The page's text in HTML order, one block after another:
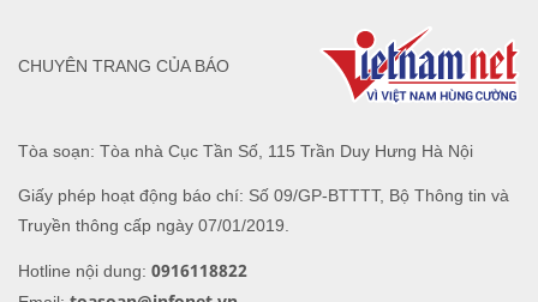
Tòa soạn: Tòa nhà Cục Tần Số, 115 Trần Duy Hưng Hà Nội
Giấy phép hoạt động báo chí: Số 09/GP-BTTTT, Bộ Thông tin và
Truyền thông cấp ngày 07/01/2019.
Hotline nội dung: 0916118822
CHUYÊN TRANG CỦA BÁO